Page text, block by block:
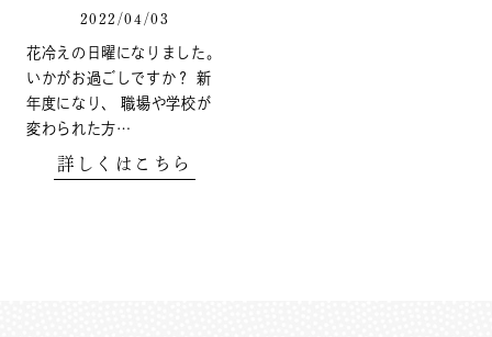
2022/04/03
花冷えの日曜になりました。
いかがお過ごしですか？ 新
年度になり、 職場や学校が
変わられた方…
詳しくはこちら